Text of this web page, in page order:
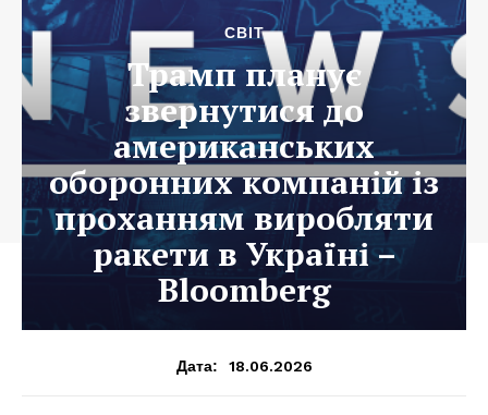
СВІТ
Трамп планує
звернутися до
американських
оборонних компаній із
проханням виробляти
ракети в Україні –
Bloomberg
Дата: 18.06.2026